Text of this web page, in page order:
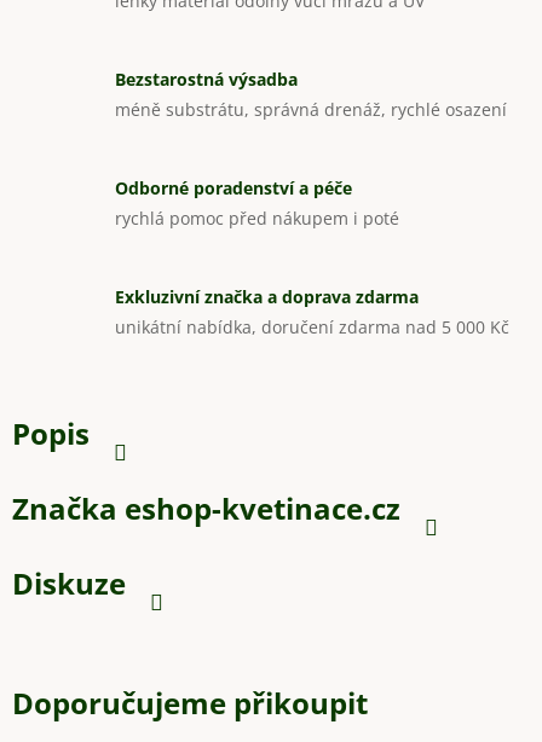
Bezstarostná výsadba
méně substrátu, správná drenáž, rychlé osazení
Odborné poradenství a péče
rychlá pomoc před nákupem i poté
Exkluzivní značka a doprava zdarma
unikátní nabídka, doručení zdarma nad 5 000 Kč
Popis
Značka eshop-kvetinace.cz
Diskuze
Doporučujeme přikoupit